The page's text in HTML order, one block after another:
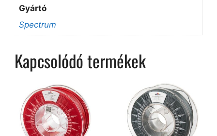
Gyártó
Spectrum
Kapcsolódó termékek